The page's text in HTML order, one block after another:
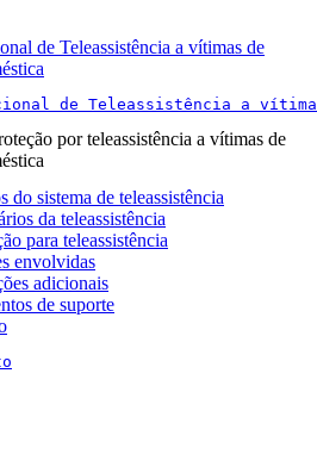
de Teleassistência a vítimas de
de Teleassistência a
por teleassistência a vítimas de
do sistema de teleassistência
da teleassistência
para teleassistência
envolvidas
adicionais
de suporte